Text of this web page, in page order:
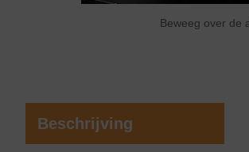
Beweeg over de
Beschrijving